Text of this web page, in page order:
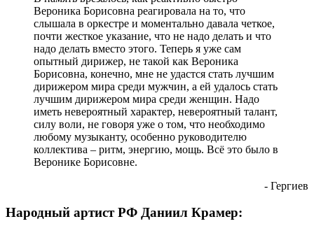
Вероника Борисовна реагировала на то, что
слышала в оркестре и моментально давала четкое,
почти жесткое указание, что не надо делать и что
надо делать вместо этого. Теперь я уже сам
опытный дирижер, не такой как Вероника
Борисовна, конечно, мне не удастся стать лучшим
дирижером мира среди мужчин, а ей удалось стать
лучшим дирижером мира среди женщин. Надо
иметь невероятный характер, невероятный талант,
силу воли, не говоря уже о том, что необходимо
любому музыканту, особенно руководителю
коллектива – ритм, энергию, мощь. Всё это было в
Веронике Борисовне.
- Гергиев
Народный артист РФ Даниил Крамер: